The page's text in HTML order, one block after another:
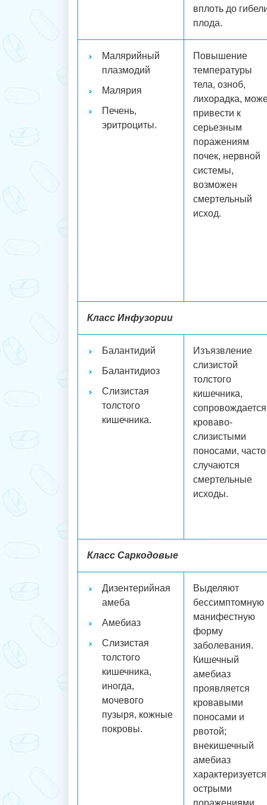
вплоть до
плода.
Малярийный
плазмодий
Малярия
Печень,
эритроциты.
Повышение
температуры
тела, озноб,
лихорадка,
привести к
серьезным
поражениям
почек, нервной
системы,
возможен
смертельный
исход.
Класс Инфузории
Балантидий
Балантидиоз
Слизистая
толстого
кишечника.
Изъязвление
слизистой
толстого
кишечника,
сопровождается
кроваво-
слизистыми
поносами, часто
случаются
смертельные
исходы.
Класс Саркодовые
Дизентерийная
амеба
Амебиаз
Слизистая
толстого
кишечника,
иногда,
мочевого
пузыря, кожные
покровы.
Выделяют
бессимптомную
манифестную
форму
заболевания.
Кишечный
амебиаз
проявляется
кровавыми
поносами и
рвотой;
внекишечный
амебиаз
характеризуется
острыми
поражениями